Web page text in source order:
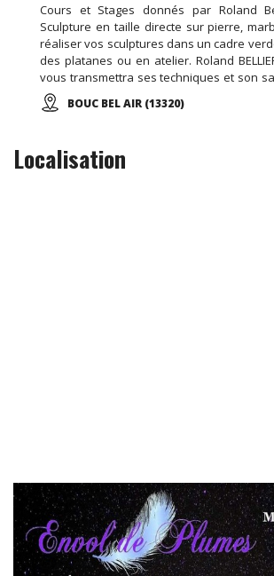
Cours et Stages donnés par Roland
Sculpture en taille directe sur pierre,
réaliser vos sculptures dans un cadre
des platanes ou en atelier. Roland
vous transmettra ses techniques et son
une ambiance conviviale ... Cours à l'année
BOUC BEL AIR (13320)
Localisation